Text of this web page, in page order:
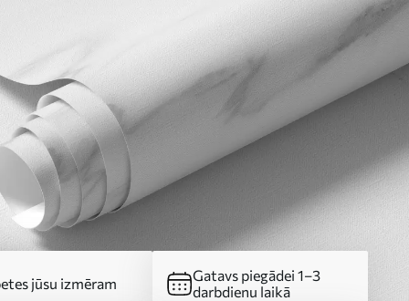
jūsu izmēram
Gatavs piegādei 1–3
darbdienu laikā